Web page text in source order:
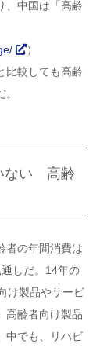
、中国は「高齢
）
比較しても高齢
ない 高齢
者の年間消費は
しだ。14年の
け製品やサービ
高齢者向け製品
中でも、リハビ